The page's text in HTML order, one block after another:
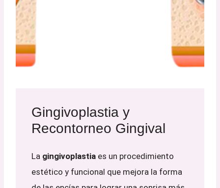
Gingivoplastia y
Recontorneo Gingival
La gingivoplastia es un procedimiento
estético y funcional que mejora la forma